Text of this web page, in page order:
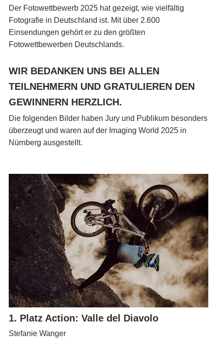
Der Fotowettbewerb 2025 hat gezeigt, wie vielfältig
Fotografie in Deutschland ist. Mit über 2.600
Einsendungen gehört er zu den größten
Fotowettbewerben Deutschlands.
WIR BEDANKEN UNS BEI ALLEN
TEILNEHMERN UND GRATULIEREN DEN
GEWINNERN HERZLICH.
Die folgenden Bilder haben Jury und Publikum besonders
überzeugt und waren auf der Imaging World 2025 in
Nürnberg ausgestellt.
1. Platz Action: Valle del Diavolo
Stefanie Wanger